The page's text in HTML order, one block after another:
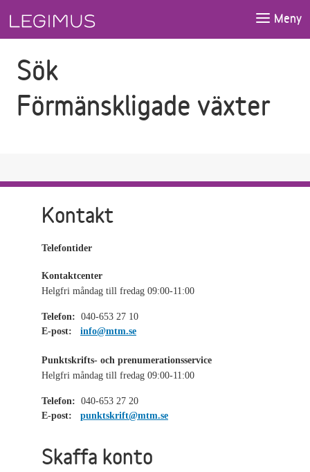
Meny
Sök
Förmänskligade växter
Kontakt
Telefontider
Kontaktcenter
Helgfri måndag till fredag 09:00-11:00
Telefon: 040-653 27 10
E-post:
info@mtm.se
Punktskrifts- och prenumerationsservice
Helgfri måndag till fredag 09:00-11:00
Telefon: 040-653 27 20
E-post:
punktskrift@mtm.se
Skaffa konto